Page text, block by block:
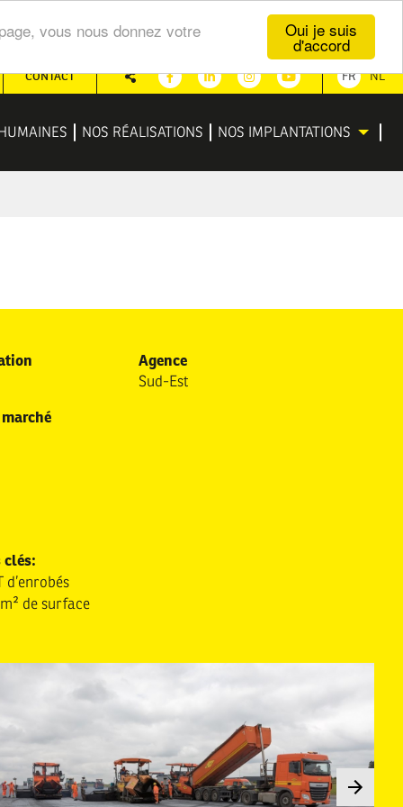
Oui je suis
d'accord
vous nous donnez votre
NOS RÉALISATIONS NOS IMPLANTATIONS
CONTACT
FacebookLinkedinInstagramYoutube
Partager
FR NL
Agence
Sud-Est
clés:
d’enrobés
de surface